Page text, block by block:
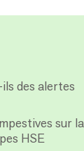
des alertes
sur
HSE